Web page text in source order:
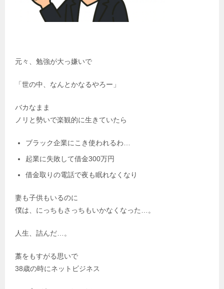
元々、勉強が大っ嫌いで
「世の中、なんとかなるやろー」
バカなまま
ノリと勢いで楽観的に生きていたら
ブラック企業にこき使われるわ…
起業に失敗して借金300万円
借金取りの電話で夜も眠れなくなり
妻も子供もいるのに
僕は、にっちもさっちもいかなくなった…。
人生、詰んだ…。
藁をもすがる思いで
38歳の時にネットビジネス